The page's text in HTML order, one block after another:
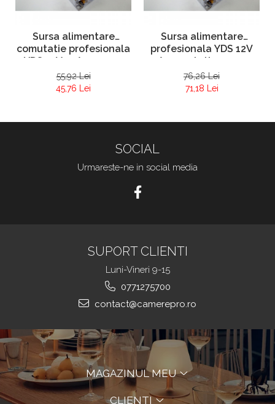
Sursa alimentare
comutatie profesionala
YDS 12V 10A carcasa
metalica
55,92 Lei
45,76 Lei
Sursa alimentare
profesionala YDS 12V
20A comutatie carcasa
metal
76,26 Lei
71,18 Lei
SOCIAL
Urmareste-ne in social media
SUPORT CLIENTI
Luni-Vineri 9-15
0771275700
contact@camerepro.ro
MAGAZINUL MEU
CLIENTI